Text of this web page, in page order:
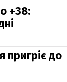
+38:
пригріє до